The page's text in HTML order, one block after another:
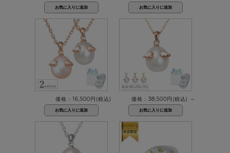
価格：16,500円(税込) 価格：38,500円(税込) ～